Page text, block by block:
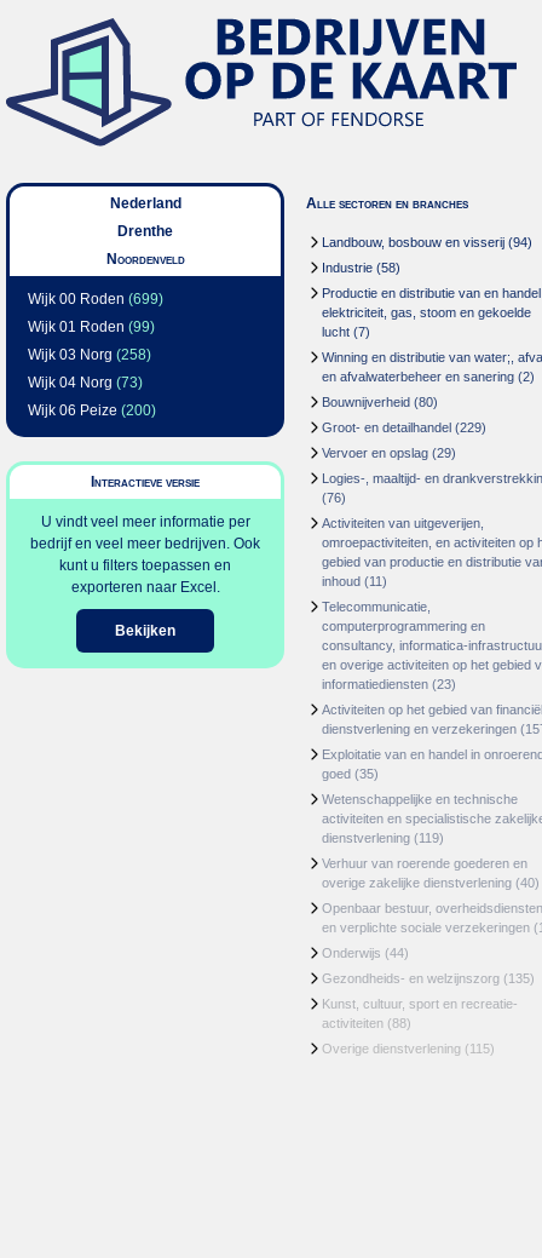
Nederland
Drenthe
Noordenveld
Wijk 00 Roden (699)
Wijk 01 Roden (99)
Wijk 03 Norg (258)
Wijk 04 Norg (73)
Wijk 06 Peize (200)
Interactieve versie
U vindt veel meer informatie per
bedrijf en veel meer bedrijven. Ook
kunt u filters toepassen en
exporteren naar Excel.
Bekijken
Alle sectoren en branches
Landbouw, bosbouw en visserij (94)
Industrie (58)
Productie en distributie van en
elektriciteit, gas, stoom en gekoelde
lucht (7)
Winning en distributie van water;,
en afvalwaterbeheer en sanering (2)
Bouwnijverheid (80)
Groot- en detailhandel (229)
Vervoer en opslag (29)
Logies-, maaltijd- en
(76)
Activiteiten van uitgeverijen,
omroepactiviteiten, en activiteiten op
gebied van productie en distributie
inhoud (11)
Telecommunicatie,
computerprogrammering en
consultancy, informatica-
en overige activiteiten op het gebied
informatiediensten (23)
Activiteiten op het gebied van
dienstverlening en verzekeringen
Exploitatie van en handel in
goed (35)
Wetenschappelijke en technische
activiteiten en specialistische
dienstverlening (119)
Verhuur van roerende goederen en
overige zakelijke dienstverlening (40)
Openbaar bestuur, overheidsdiensten
en verplichte sociale verzekeringen
Onderwijs (44)
Gezondheids- en welzijnszorg (135)
Kunst, cultuur, sport en recreatie-
activiteiten (88)
Overige dienstverlening (115)